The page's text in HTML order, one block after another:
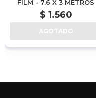
FILM - 7.6 X 3 METROS
$ 1.560
AGOTADO